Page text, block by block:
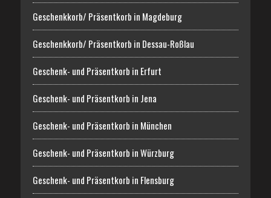
Geschenkkorb/ Präsentkorb in Magdeburg
Geschenkkorb/ Präsentkorb in Dessau-Roßlau
Geschenk- und Präsentkorb in Erfurt
Geschenk- und Präsentkorb in Jena
Geschenk- und Präsentkorb in München
Geschenk- und Präsentkorb in Würzburg
Geschenk- und Präsentkorb in Flensburg